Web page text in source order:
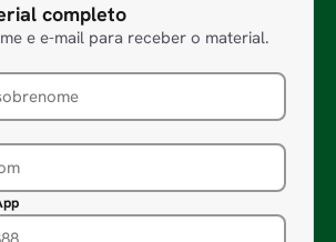
completo
e e-mail para receber o material.